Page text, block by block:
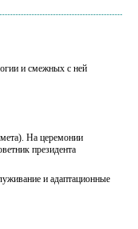
и смежных с ней
На церемонии
президента
и адаптационные